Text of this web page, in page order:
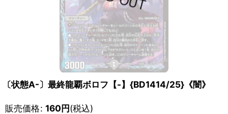
〔状態A-〕最終龍覇ボロフ【-】{BD1414/25}《闇》
販売価格: 160円(税込)